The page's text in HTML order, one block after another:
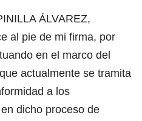
ÁLVAREZ,
al pie de mi firma, por
en el marco del
actualmente se tramita
a los
dicho proceso de